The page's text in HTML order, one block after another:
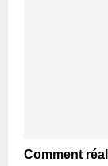
Comment